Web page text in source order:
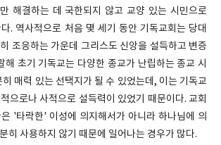
해결하는 데 국한되지 않고 교양 있는 시민으로
. 역사적으로 처음 몇 세기 동안 기독교회는 당대
조응하는 가운데 그리스도 신앙을 설득하고 변증
해 초기 기독교는 다양한 종교가 난립하는 종교 시
매력 있는 선택지가 될 수 있었는데, 이는 기독교
으로나 사적으로 설득력이 있었기 때문이다. 교회
'타락한' 이성에 의지해서가 아니라 하나님에 의
히 사용하지 않기 때문에 일어나는 경우가 많다.